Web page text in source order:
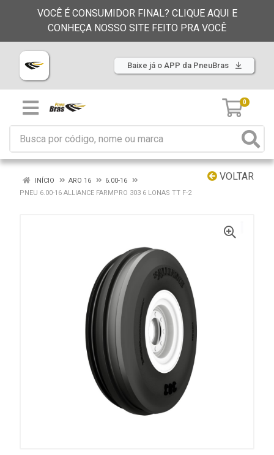
VOCÊ É CONSUMIDOR FINAL? CLIQUE AQUI E
CONHEÇA NOSSO SITE FEITO PRA VOCÊ
Baixe já o APP da PneuBras
0
VOLTAR
INÍCIO ARO 16
6.00-16
PNEU 6.00-16 ALLIANCE FARMPRO 303 6 LONAS TT F-2